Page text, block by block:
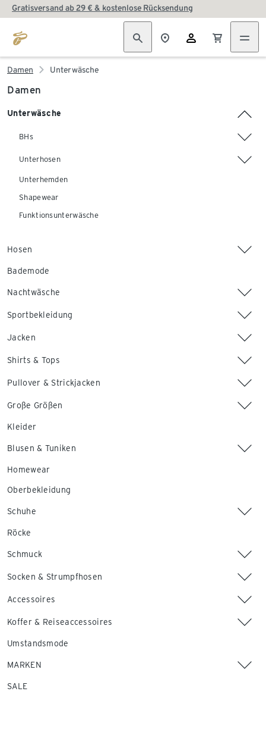
Gratisversand ab 29 € & kostenlose Rücksendung
Damen Unterwäsche
Damen
Unterwäsche
BHs
Unterhosen
Unterhemden
Shapewear
Funktionsunterwäsche
Hosen
Bademode
Nachtwäsche
Sportbekleidung
Jacken
Shirts & Tops
Pullover & Strickjacken
Große Größen
Kleider
Blusen & Tuniken
Homewear
Oberbekleidung
Schuhe
Röcke
Schmuck
Socken & Strumpfhosen
Accessoires
Koffer & Reiseaccessoires
Umstandsmode
MARKEN
SALE